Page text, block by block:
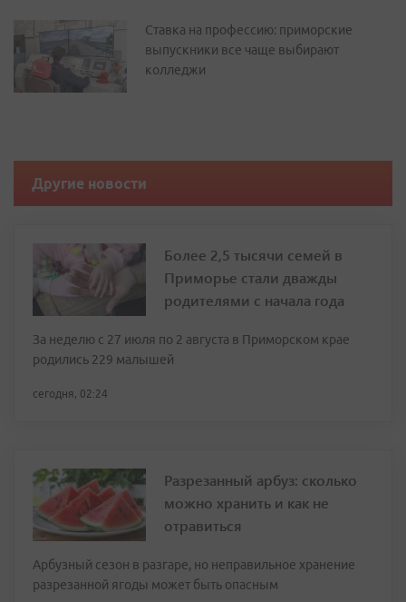
Ставка на профессию: приморские
выпускники все чаще выбирают
колледжи
Другие новости
Более 2,5 тысячи семей в
Приморье стали дважды
родителями с начала года
За неделю с 27 июля по 2 августа в Приморском крае
родились 229 малышей
сегодня, 02:24
Разрезанный арбуз: сколько
можно хранить и как не
отравиться
Арбузный сезон в разгаре, но неправильное хранение
разрезанной ягоды может быть опасным